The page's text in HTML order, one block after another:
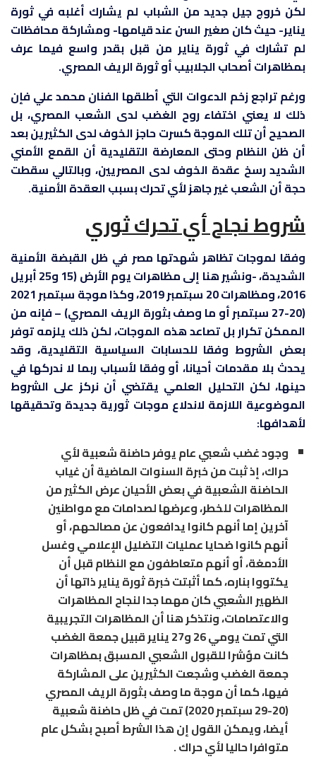
لكن خروج جيل جديد من الشباب لم يشارك أغلبه في ثورة
يناير- حيث كان صغير السن عند قيامها- ومشاركة محافظات
لم تشارك في ثورة يناير من قبل بقدر واسع فيما عرف
بمظاهرات أصحاب الجلابيب أو ثورة الريف المصري.
ورغم تراجع زخم الدعوات التي أطلقها الفنان محمد علي فإن
ذلك لا يعني اختفاء روح الغضب لدى الشعب المصري، بل
الصحيح أن تلك الموجة كسرت حاجز الخوف لدى الكثيرين بعد
أن ظن النظام وحتى المعارضة التقليدية أن القمع الأمني
الشديد رسخ عقدة الخوف لدى المصريين، وبالتالي سقطت
حجة أن الشعب غير جاهز لأي تحرك بسبب العقدة الأمنية.
شروط نجاح أي تحرك ثوري
وفقا لموجات تظاهر شهدتها مصر في ظل القبضة الأمنية
الشديدة، -ونشير هنا إلى مظاهرات يوم الأرض (15 و25 أبريل
2016، ومظاهرات 20 سبتمبر 2019، وكذا موجة سبتمبر 2021
(20-27 سبتمبر أو ما وصف بثورة الريف المصري) – فإنه من
الممكن تكرار بل تصاعد هذه الموجات، لكن ذلك يلزمه توفر
بعض الشروط وفقا للحسابات السياسية التقليدية، وقد
يحدث بلا مقدمات أحيانا، أو وفقا لأسباب ربما لا ندركها في
حينها، لكن التحليل العلمي يقتضي أن نركز على الشروط
الموضوعية اللازمة لاندلاع موجات ثورية جديدة وتحقيقها
لأهدافها:
وجود غضب شعبي عام يوفر حاضنة شعبية لأي
حراك، إذ ثبت من خبرة السنوات الماضية أن غياب
الحاضنة الشعبية في بعض الأحيان عرض الكثير من
المظاهرات للخطر، وعرضها لصدامات مع مواطنين
آخرين إما أنهم كانوا يدافعون عن مصالحهم، أو
أنهم كانوا ضحايا عمليات التضليل الإعلامي وغسل
الأدمغة، أو أنهم متعاطفون مع النظام قبل أن
يكتووا بناره، كما أثبتت خبرة ثورة يناير ذاتها أن
الظهير الشعبي كان مهما جدا لنجاح المظاهرات
والاعتصامات، ونتذكر هنا أن المظاهرات التجريبية
التي تمت يومي 26 و27 يناير قبيل جمعة الغضب
كانت مؤشرا للقبول الشعبي المسبق بمظاهرات
جمعة الغضب وشجعت الكثيرين على المشاركة
فيها، كما أن موجة ما وصف بثورة الريف المصري
(20-29 سبتمبر 2020) تمت في ظل حاضنة شعبية
أيضا، ويمكن القول إن هذا الشرط أصبح بشكل عام
متوافرا حاليا لأي حراك .